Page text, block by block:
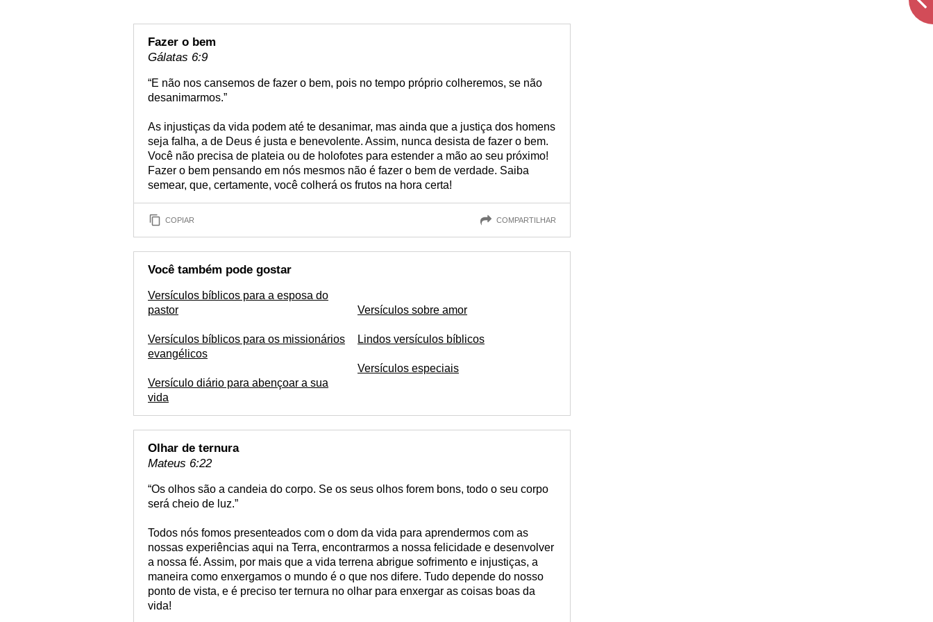
Fazer o bem
Gálatas 6:9
“E não nos cansemos de fazer o bem, pois no tempo próprio colheremos, se não
desanimarmos.”
As injustiças da vida podem até te desanimar, mas ainda que a justiça dos homens
seja falha, a de Deus é justa e benevolente. Assim, nunca desista de fazer o bem.
Você não precisa de plateia ou de holofotes para estender a mão ao seu próximo!
Fazer o bem pensando em nós mesmos não é fazer o bem de verdade. Saiba
semear, que, certamente, você colherá os frutos na hora certa!
COPIAR COMPARTILHAR
Você também pode gostar
Versículos bíblicos para a esposa do
pastor
Versículos bíblicos para os missionários
evangélicos
Versículo diário para abençoar a sua
vida
Versículos sobre amor
Lindos versículos bíblicos
Versículos especiais
Olhar de ternura
Mateus 6:22
“Os olhos são a candeia do corpo. Se os seus olhos forem bons, todo o seu corpo
será cheio de luz.”
Todos nós fomos presenteados com o dom da vida para aprendermos com as
nossas experiências aqui na Terra, encontrarmos a nossa felicidade e desenvolver
a nossa fé. Assim, por mais que a vida terrena abrigue sofrimento e injustiças, a
maneira como enxergamos o mundo é o que nos difere. Tudo depende do nosso
ponto de vista, e é preciso ter ternura no olhar para enxergar as coisas boas da
vida!